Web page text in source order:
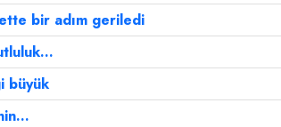
bir adım geriledi
büyük